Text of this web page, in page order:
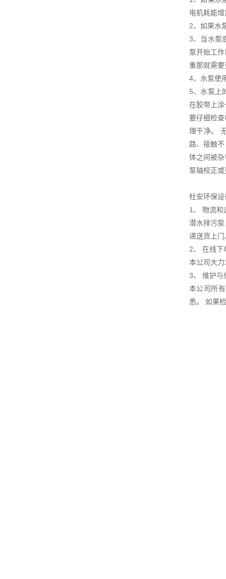
电机耗能
2、如果水
3、当水泵
泵开始工
重那就需
4、水泵使
5、水泵上
在胶带上
要仔细检
理干净。
路、接触
体之间被
泵轴校正
杜安环保
1、 物流和
潜水排污
递送货上
2、 在线下
本公司大
3、 维护与
本公司所
悉。 如果